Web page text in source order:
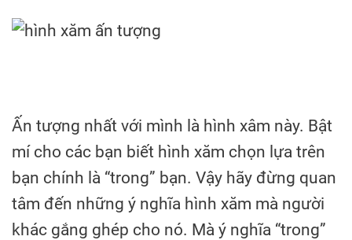
Ấn tượng nhất với mình là hình xâm này. Bật
mí cho các bạn biết hình xăm chọn lựa trên
bạn chính là “trong” bạn. Vậy hãy đừng quan
tâm đến những ý nghĩa hình xăm mà người
khác gắng ghép cho nó. Mà ý nghĩa “trong”